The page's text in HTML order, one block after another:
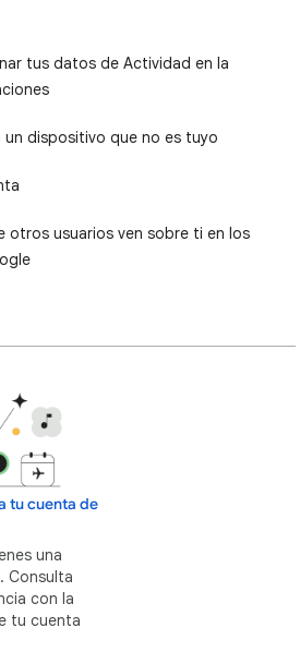
tus datos de Actividad en la
un dispositivo que no es tuyo
otros usuarios ven sobre ti en los
tu cuenta de
una
Consulta
con la
tu cuenta